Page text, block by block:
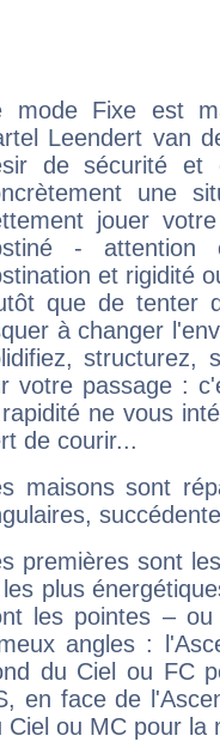
mode Fixe est
Leendert van
de sécurité et
une
jouer
- attention
et rigidité
que de tenter
à changer
structurez,
votre passage :
rapidité ne vous
de courir...
maisons sont
premières sont
plus
les pointes –
angles :
du Ciel ou FC
en face de
Ciel ou MC pour la